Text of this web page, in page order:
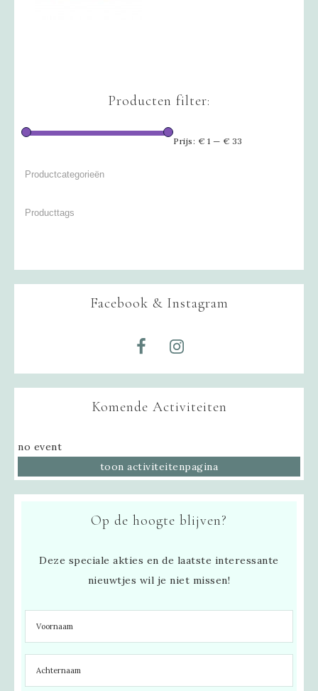
Producten filter:
Prijs: € 1 — € 33
Facebook & Instagram
Komende Activiteiten
no event
toon activiteitenpagina
Op de hoogte blijven?
Deze speciale akties en de laatste interessante
nieuwtjes wil je niet missen!